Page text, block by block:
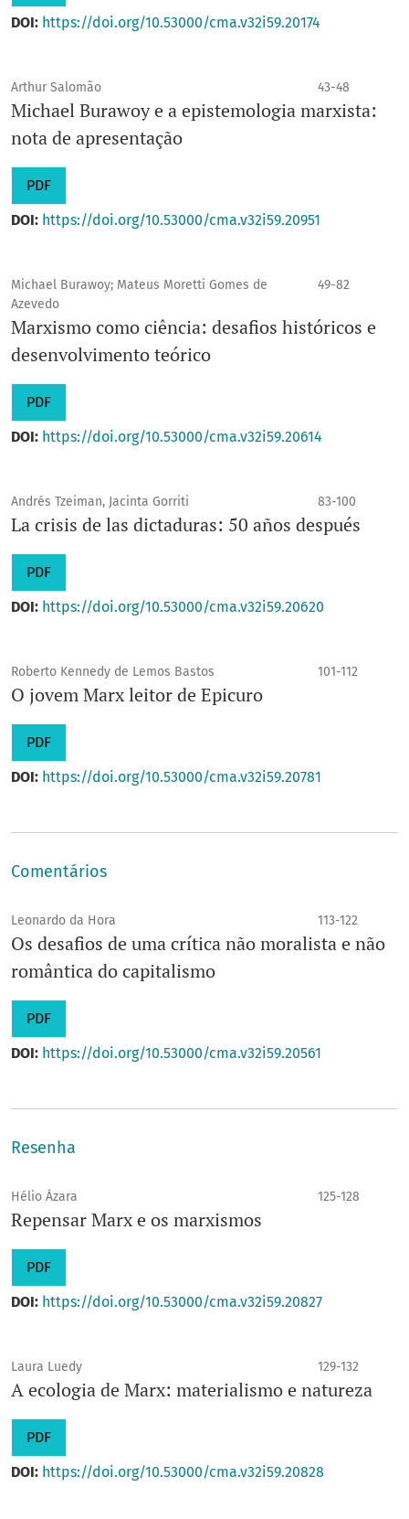
DOI: https://doi.org/10.53000/cma.v32i59.20174
Arthur Salomão 43-48
Michael Burawoy e a epistemologia marxista:
nota de apresentação
PDF
DOI: https://doi.org/10.53000/cma.v32i59.20951
Michael Burawoy; Mateus Moretti Gomes de
Azevedo
49-82
Marxismo como ciência: desafios históricos e
desenvolvimento teórico
PDF
DOI: https://doi.org/10.53000/cma.v32i59.20614
Andrés Tzeiman, Jacinta Gorriti 83-100
La crisis de las dictaduras: 50 años después
PDF
DOI: https://doi.org/10.53000/cma.v32i59.20620
Roberto Kennedy de Lemos Bastos 101-112
O jovem Marx leitor de Epicuro
PDF
DOI: https://doi.org/10.53000/cma.v32i59.20781
Comentários
Leonardo da Hora 113-122
Os desafios de uma crítica não moralista e não
romântica do capitalismo
PDF
DOI: https://doi.org/10.53000/cma.v32i59.20561
Resenha
Hélio Ázara 125-128
Repensar Marx e os marxismos
PDF
DOI: https://doi.org/10.53000/cma.v32i59.20827
Laura Luedy 129-132
A ecologia de Marx: materialismo e natureza
PDF
DOI: https://doi.org/10.53000/cma.v32i59.20828